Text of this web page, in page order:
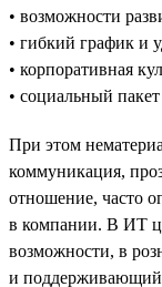
• возможности
• гибкий график и
• корпоративная
• социальный
При этом
коммуникация,
отношение, часто
в компании. В ИТ
возможности, в
и поддерживающий